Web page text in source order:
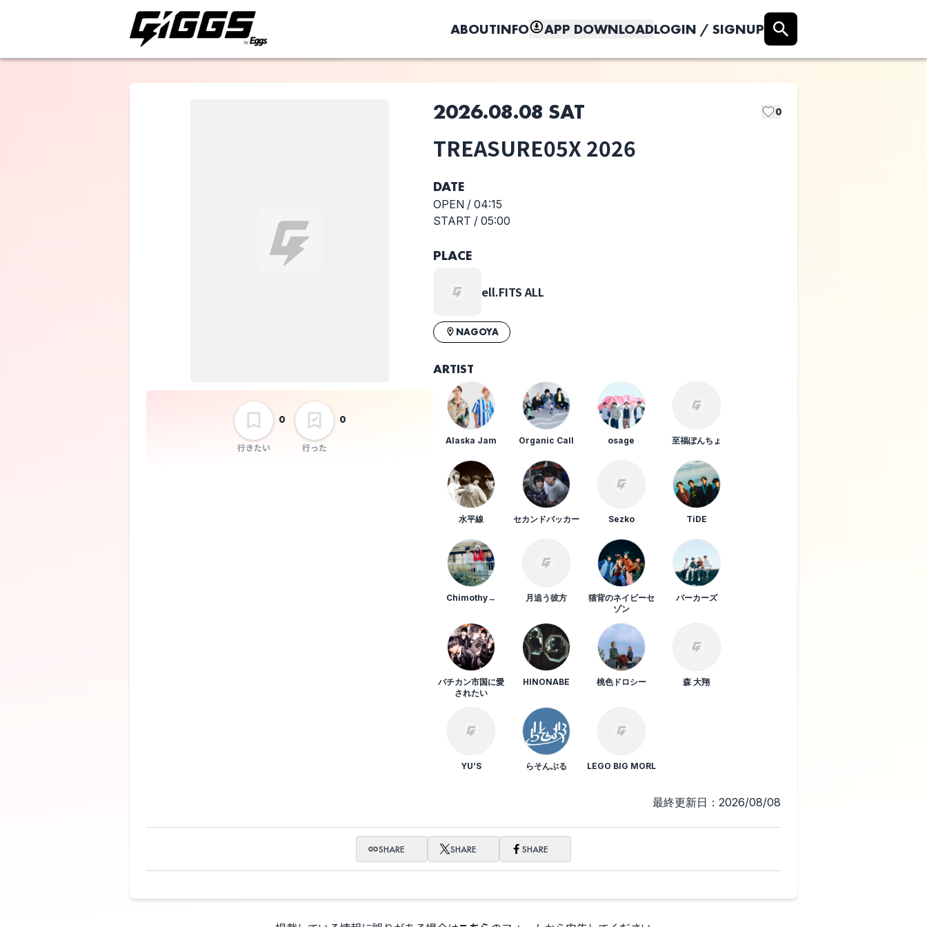
ABOUTINFO APP DOWNLOADLOGIN / SIGNUP
行きたい
0
行った
0
セカンドバッカ
バチカン市国に
愛されたい
らそんぶる LEGO BIG MORL TREASURE05X
2026.08.08 SAT 0
TREASURE05X 2026
DATE
OPEN / 04:15
START / 05:00
PLACE
ell.FITS ALL
NAGOYA
ARTIST
Alaska Jam Organic Call osage 至福ぽんちょ
水平線 セカンドバッカー Sezko TiDE
Chimothy→ 月追う彼方
猫背のネイビーセ
ゾン
パーカーズ
バチカン市国に愛
されたい
HINONABE 桃色ドロシー 森 大翔
YU’S らそんぶる LEGO BIG MORL
最終更新日：2026/08/08
SHARE SHARE SHARE
このライブの取り置きは終了しました